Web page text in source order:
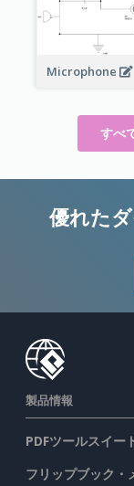
Microphone
すべ
優れた
製品情報
PDFツールスイー
フリップブック・